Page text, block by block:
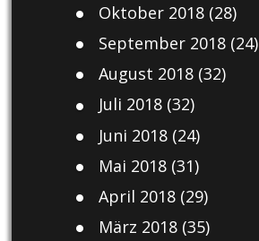
Oktober 2018(28)
September 2018(24)
August 2018(32)
Juli 2018(32)
Juni 2018(24)
Mai 2018(31)
April 2018(29)
März 2018(35)